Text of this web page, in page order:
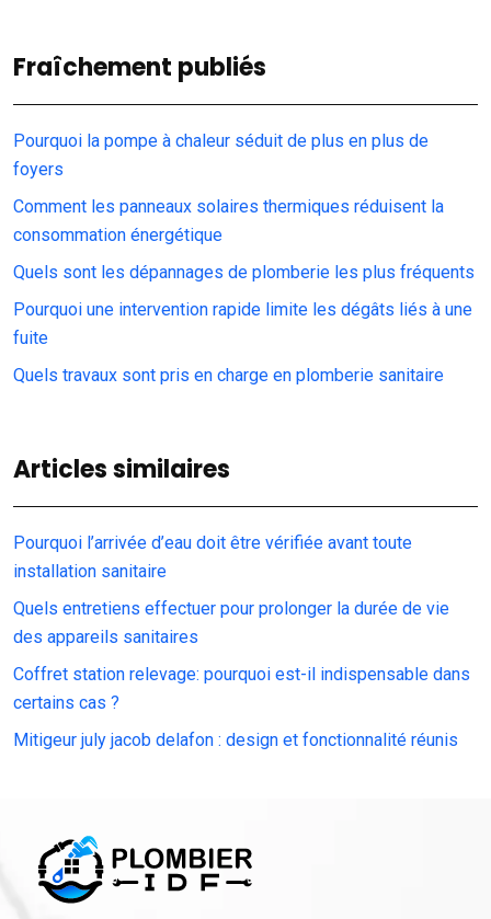
Fraîchement publiés
Pourquoi la pompe à chaleur séduit de plus en plus de
foyers
Comment les panneaux solaires thermiques réduisent la
consommation énergétique
Quels sont les dépannages de plomberie les plus fréquents
Pourquoi une intervention rapide limite les dégâts liés à une
fuite
Quels travaux sont pris en charge en plomberie sanitaire
Articles similaires
Pourquoi l’arrivée d’eau doit être vérifiée avant toute
installation sanitaire
Quels entretiens effectuer pour prolonger la durée de vie
des appareils sanitaires
Coffret station relevage: pourquoi est-il indispensable dans
certains cas ?
Mitigeur july jacob delafon : design et fonctionnalité réunis